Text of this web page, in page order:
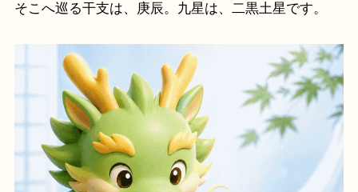
そこへ巡る干支は、庚辰。九星は、二黒土星です。